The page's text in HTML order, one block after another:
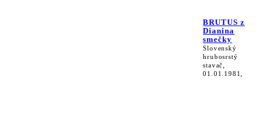
BRUTUS z
Dianina
smečky
Slovenský
hrubosrstý
stavač,
01.01.1981,